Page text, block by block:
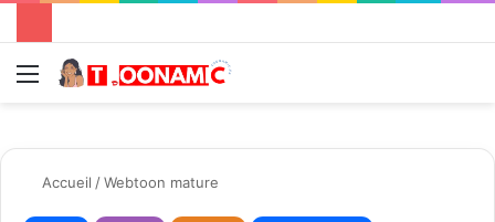
Menu
Accueil /Webtoon mature